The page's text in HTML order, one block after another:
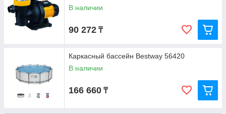
В наличии
90 272 ₸
Каркасный бассейн Bestway 56420
В наличии
166 660 ₸